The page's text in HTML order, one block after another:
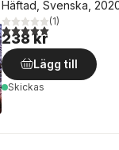
Häftad, Svenska,
5,0utav 5 stjärnor.
(1)
238 kr
Lägg till
Skickas